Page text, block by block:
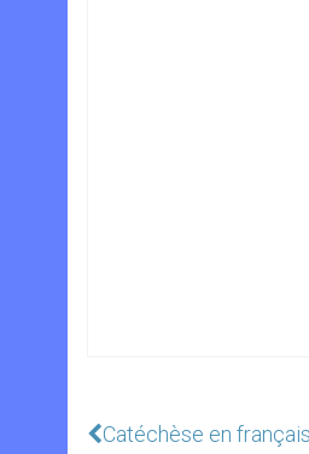
Catéchèse en